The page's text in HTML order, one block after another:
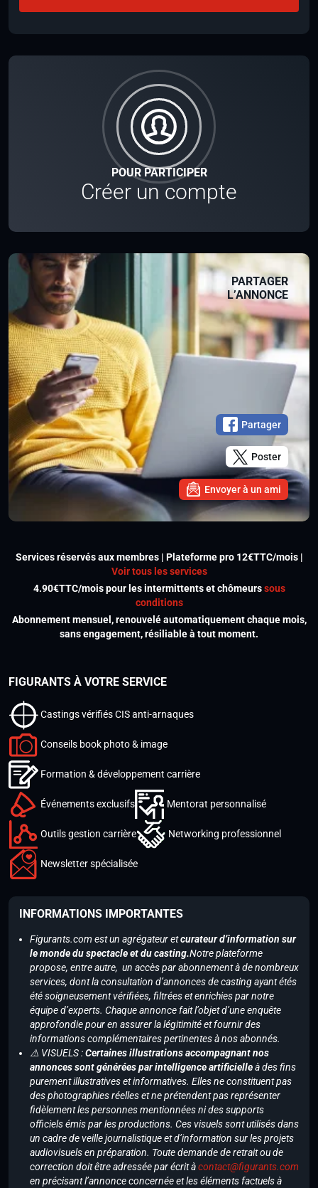
POUR PARTICIPER
Créer un compte
PARTAGER
L’ANNONCE
Partager
Poster
Envoyer à un ami
Services réservés aux membres | Plateforme pro 12€TTC/mois |
Voir tous les services
4.90€TTC/mois pour les intermittents et chômeurssous
conditions
Abonnement mensuel, renouvelé automatiquement chaque mois,
sans engagement, résiliable à tout moment.
FIGURANTS À VOTRE SERVICE
Castings vérifiés CIS anti-arnaques
Conseils book photo & image
Formation & développement carrière
Événements exclusifs Mentorat personnalisé
Outils gestion carrière Networking professionnel
Newsletter spécialisée
INFORMATIONS IMPORTANTES
Figurants.com est un agrégateur etcurateur d’information sur
le monde du spectacle et du casting.Notre plateforme
propose, entre autre, un accès par abonnement à de nombreux
services, dont la consultation d’annonces de casting ayant étés
été soigneusement vérifiées, filtrées et enrichies par notre
équipe d’experts. Chaque annonce fait l’objet d’une enquête
approfondie pour en assurer la légitimité et fournir des
informations complémentaires pertinentes à nos abonnés.
⚠️ VISUELS :Certaines illustrations accompagnant nos
annonces sont générées par intelligence artificielleà des fins
purement illustratives et informatives. Elles ne constituent pas
des photographies réelles et ne prétendent pas représenter
fidèlement les personnes mentionnées ni des supports
officiels émis par les productions. Ces visuels sont utilisés dans
un cadre de veille journalistique et d’information sur les projets
audiovisuels en préparation. Toute demande de retrait ou de
correction doit être adressée par écrit àcontact@figurants.com
en précisant l’annonce concernée et les éléments factuels à